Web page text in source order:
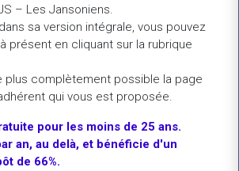
– Les Jansoniens.
sa version intégrale, vous pouvez
présent en cliquant sur la rubrique
plus complètement possible la page
qui vous est proposée.
pour les moins de 25 ans.
an, au delà, et bénéficie d'un
de 66%.